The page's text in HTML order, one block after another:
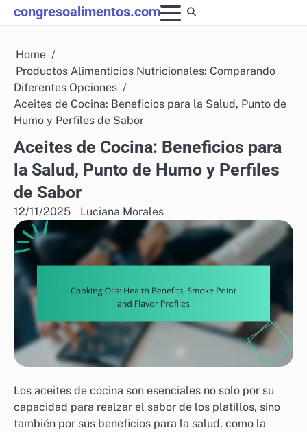
Skip
to
congresoalimentos.com
Home
Productos Alimenticios Nutricionales: Comparando
Diferentes Opciones
Aceites de Cocina: Beneficios para la Salud, Punto de
Humo y Perfiles de Sabor
Aceites de Cocina: Beneficios para
la Salud, Punto de Humo y Perfiles
de Sabor
12/11/2025 Luciana Morales
Los aceites de cocina son esenciales no solo por su
capacidad para realzar el sabor de los platillos, sino
también por sus beneficios para la salud, como la